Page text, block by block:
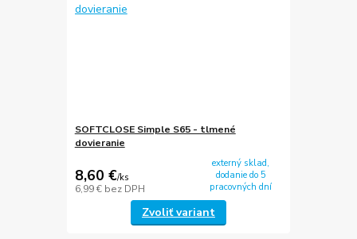
SOFTCLOSE Simple S65 - tlmené
dovieranie
8,60 €/ks
6,99 € bez DPH
externý sklad,
dodanie do 5
pracovných dní
Zvoliť variant